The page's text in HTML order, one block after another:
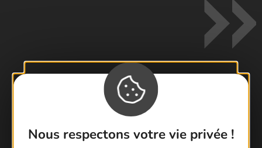
Nous respectons votre vie privée !
Contactez-nous !
Foire aux questions
Brochures